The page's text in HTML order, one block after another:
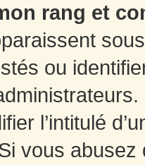
rang et
ou
l’intitulé
vous